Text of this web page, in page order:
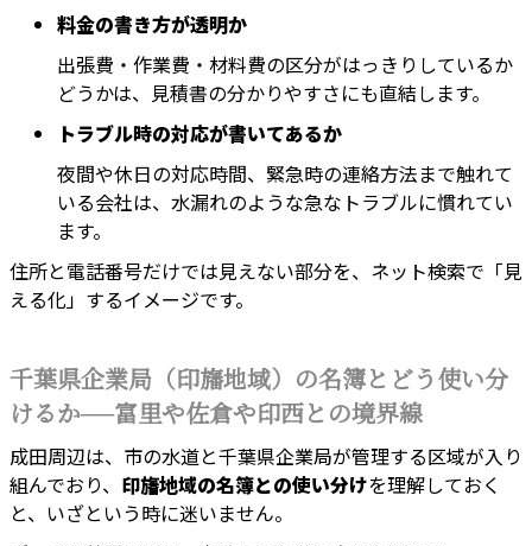
料金の書き方が透明か
出張費・作業費・材料費の区分がはっきりしているか
どうかは、見積書の分かりやすさにも直結します。
トラブル時の対応が書いてあるか
夜間や休日の対応時間、緊急時の連絡方法まで触れて
いる会社は、水漏れのような急なトラブルに慣れてい
ます。
住所と電話番号だけでは見えない部分を、ネット検索で「見
える化」するイメージです。
千葉県企業局（印旛地域）の名簿とどう使い分
けるか──富里や佐倉や印西との境界線
成田周辺は、市の水道と千葉県企業局が管理する区域が入り
組んでおり、 印旛地域の名簿との使い分けを理解しておく
と、いざという時に迷いません。